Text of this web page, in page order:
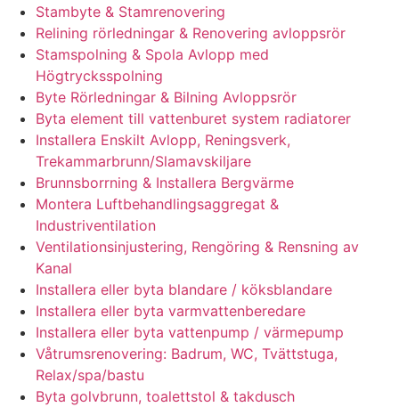
Stambyte & Stamrenovering
Relining rörledningar & Renovering avloppsrör
Stamspolning & Spola Avlopp med
Högtrycksspolning
Byte Rörledningar & Bilning Avloppsrör
Byta element till vattenburet system radiatorer
Installera Enskilt Avlopp, Reningsverk,
Trekammarbrunn/Slamavskiljare
Brunnsborrning & Installera Bergvärme
Montera Luftbehandlingsaggregat &
Industriventilation
Ventilationsinjustering, Rengöring & Rensning av
Kanal
Installera eller byta blandare / köksblandare
Installera eller byta varmvattenberedare
Installera eller byta vattenpump / värmepump
Våtrumsrenovering: Badrum, WC, Tvättstuga,
Relax/spa/bastu
Byta golvbrunn, toalettstol & takdusch